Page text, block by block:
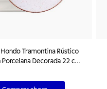
Tramontina Rústico
Porcelana Decorada 22 cm